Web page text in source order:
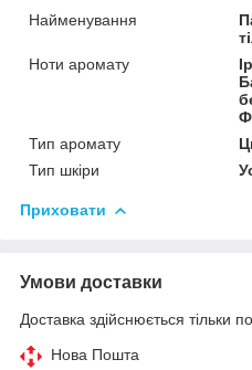
Найменування
Ноти аромату
Тип аромату
Тип шкіри
Приховати
Умови доставки
Доставка здійснюється тільки
Нова Пошта